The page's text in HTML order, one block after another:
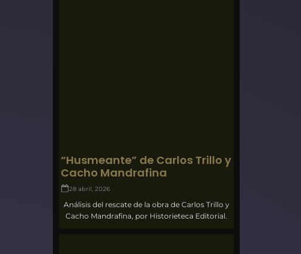
“Husmeante” de Carlos Trillo y
Cacho Mandrafina
28 abril, 2026
Análisis del rescate de la obra de Carlos Trillo y
Cacho Mandrafina, por Historieteca Editorial.